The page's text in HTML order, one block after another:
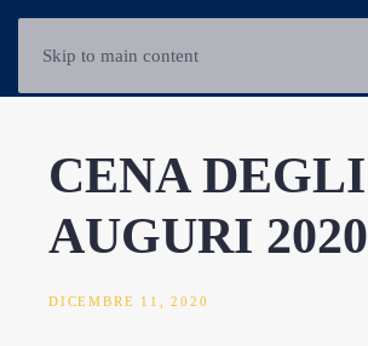
Skip to main content
CENA DEGLI
AUGURI 2020
DICEMBRE 11, 2020